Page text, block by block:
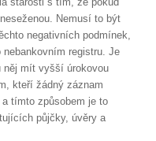
Nemusí to být
negativních podmínek,
registru. Je
něj mít vyšší úrokovou
kteří žádný záznam
tímto způsobem je to
půjčky, úvěry a